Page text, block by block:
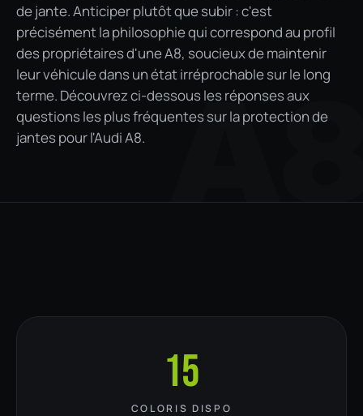
de jante. Anticiper plutôt que subir : c'est
précisément la philosophie qui correspond au profil
des propriétaires d'une A8, soucieux de maintenir
leur véhicule dans un état irréprochable sur le long
terme. Découvrez ci-dessous les réponses aux
questions les plus fréquentes sur la protection de
jantes pour l'Audi A8.
15
COLORIS DISPO